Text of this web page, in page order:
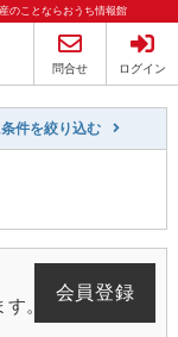
のことならおうち情報館
問合せ ログイン
件を絞り込む
。
会員登録